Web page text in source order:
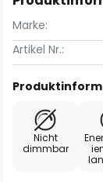
Marke:
Artikel Nr.:
Nicht
dimmbar